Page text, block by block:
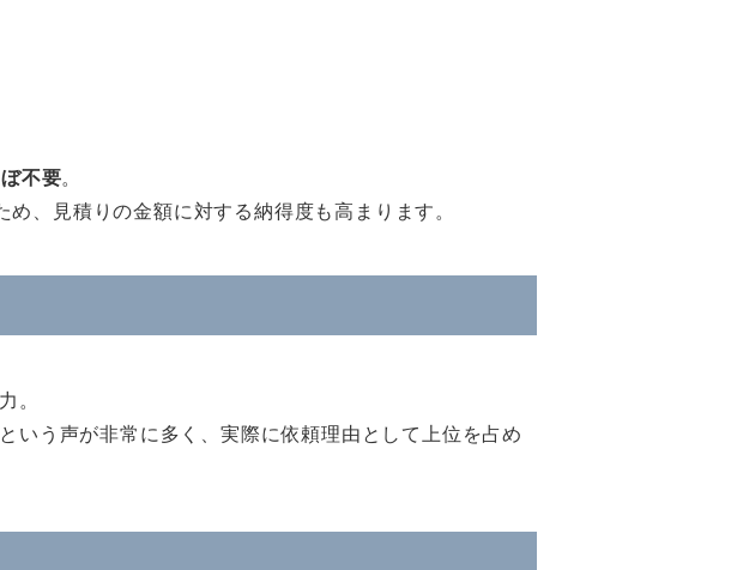
不要。
、見積りの金額に対する納得度も高まります。
。
いう声が非常に多く、実際に依頼理由として上位を占め